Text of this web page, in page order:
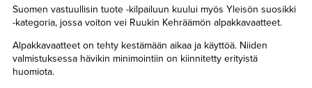
Suomen vastuullisin tuote -kilpailuun kuului myös Yleisön suosikki
-kategoria, jossa voiton vei Ruukin Kehräämön alpakkavaatteet.
Alpakkavaatteet on tehty kestämään aikaa ja käyttöä. Niiden
valmistuksessa hävikin minimointiin on kiinnitetty erityistä
huomiota.